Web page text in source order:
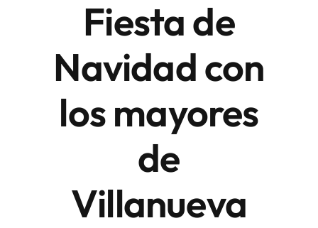
Sede Electrónica
Contacto
Fiesta de
Navidad con
los mayores
de
Villanueva